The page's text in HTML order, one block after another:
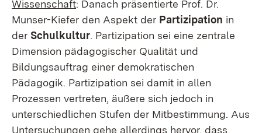
Wissenschaft: Danach präsentierte Prof. Dr.
Munser-Kiefer den Aspekt der Partizipation in
der Schulkultur. Partizipation sei eine zentrale
Dimension pädagogischer Qualität und
Bildungsauftrag einer demokratischen
Pädagogik. Partizipation sei damit in allen
Prozessen vertreten, äußere sich jedoch in
unterschiedlichen Stufen der Mitbestimmung. Aus
Untersuchungen gehe allerdings hervor, dass